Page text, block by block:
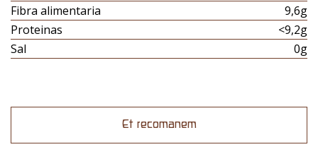
Fibra alimentaria
9,6g
Proteinas
<9,2g
Sal
0g
Et recomanem